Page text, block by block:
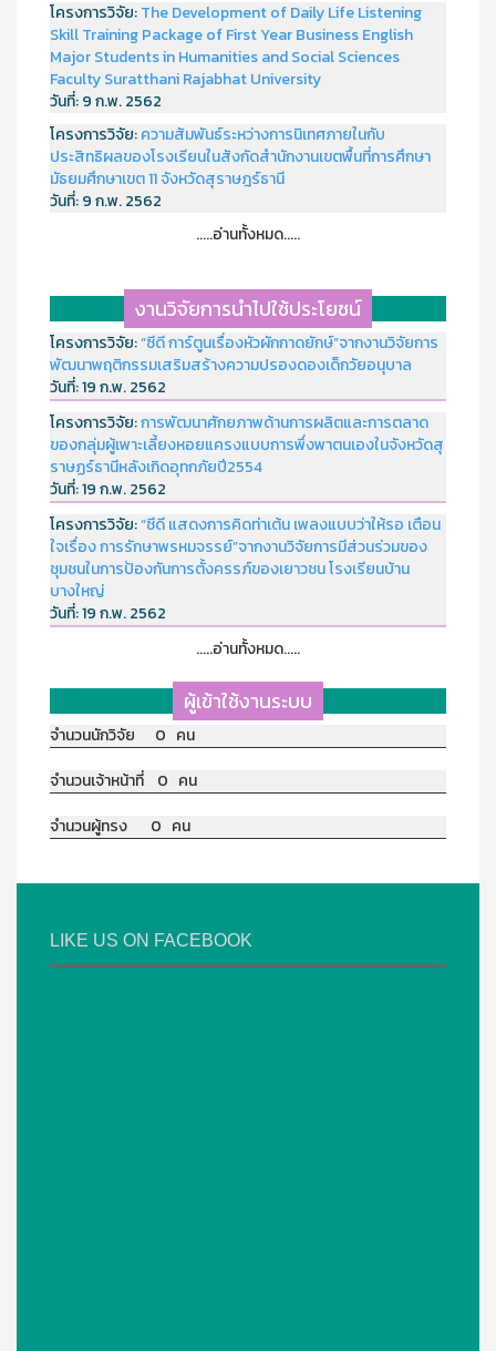
โครงการวิจัย:The Development of Daily Life Listening
Skill Training Package of First Year Business English
Major Students in Humanities and Social Sciences
Faculty Suratthani Rajabhat University
วันที่:9 ก.พ. 2562
โครงการวิจัย:ความสัมพันธ์ระหว่างการนิเทศภายในกับ
ประสิทธิผลของโรงเรียนในสังกัดสำนักงานเขตพื้นที่การศึกษา
มัธยมศึกษาเขต 11 จังหวัดสุราษฎร์ธานี
วันที่:9 ก.พ. 2562
.....อ่านทั้งหมด.....
งานวิจัยการนำไปใช้ประโยชน์
โครงการวิจัย:“ซีดี การ์ตูนเรื่องหัวผักกาดยักษ์”จากงานวิจัยการ
พัฒนาพฤติกรรมเสริมสร้างความปรองดองเด็กวัยอนุบาล
วันที่:19 ก.พ. 2562
โครงการวิจัย:การพัฒนาศักยภาพด้านการผลิตและการตลาด
ของกลุ่มผู้เพาะเลี้ยงหอยแครงแบบการพึ่งพาตนเองในจังหวัดสุ
ราษฏร์ธานีหลังเกิดอุทกภัยปี2554
วันที่:19 ก.พ. 2562
โครงการวิจัย:“ซีดี แสดงการคิดท่าเต้น เพลงแบบว่าให้รอ เตือน
ใจเรื่อง การรักษาพรหมจรรย์”จากงานวิจัยการมีส่วนร่วมของ
ชุมชนในการป้องกันการตั้งครรภ์ของเยาวชน โรงเรียนบ้าน
บางใหญ่
วันที่:19 ก.พ. 2562
.....อ่านทั้งหมด.....
ผู้เข้าใช้งานระบบ
จำนวนนักวิจัย 0 คน
จำนวนเจ้าหน้าที่ 0 คน
จำนวนผู้ทรง 0 คน
LIKE US ON FACEBOOK